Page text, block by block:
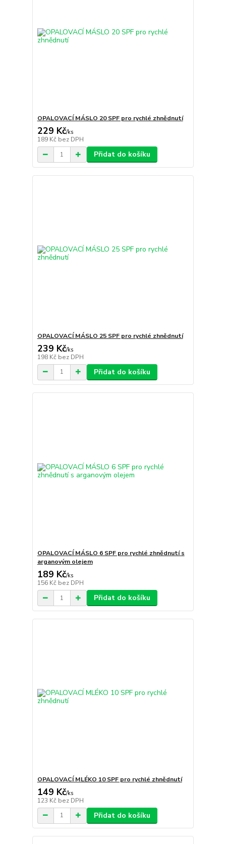
OPALOVACÍ MÁSLO 20 SPF pro rychlé zhnědnutí
229 Kč/ks
189 Kč bez DPH
Přidat do košíku
OPALOVACÍ MÁSLO 25 SPF pro rychlé zhnědnutí
239 Kč/ks
198 Kč bez DPH
Přidat do košíku
OPALOVACÍ MÁSLO 6 SPF pro rychlé zhnědnutí s
arganovým olejem
189 Kč/ks
156 Kč bez DPH
Přidat do košíku
OPALOVACÍ MLÉKO 10 SPF pro rychlé zhnědnutí
149 Kč/ks
123 Kč bez DPH
Přidat do košíku